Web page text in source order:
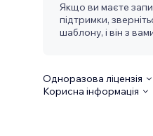
Якщо ви маєте
підтримки,
шаблону, і він з
Одноразова ліцензія
Корисна інформація